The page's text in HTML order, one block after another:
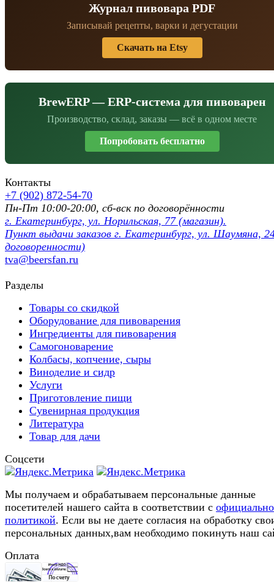
Журнал пивовара PDF
Записывай рецепты, варки и дегустации
Скачать на Etsy
BrewERP — ERP-система для пивоварен
Производство, склад, заказы — всё в одном месте
Попробовать бесплатно
Контакты
+7 (902) 872-54-70
Пн-Пт 10:00-20:00, сб-вск по договорённости
г. Екатеринбург, ул. Норильская, 77 (магазин).
Пункт выдачи заказов г. Екатеринбург, ул. Шаумяна,
договоренности)
tva@beersfan.ru
Разделы
Товары со скидкой
Оборудование для пивоварения
Ингредиенты для пивоварения
Самогоноварение
Колбасы, копчение, сыры
Виноделие и сидр
Услуги
Приготовление пищи
Сувенирная продукция
Литература
Товар для дачи
Соцсети
Мы получаем и обрабатываем персональные данные
посетителей нашего сайта в соответствии с
политикой. Если вы не даете согласия на обработку
персональных данных,вам необходимо покинуть наш
Оплата